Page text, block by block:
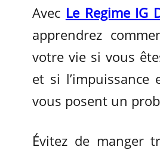
Avec Le Regime IG
apprendrez
votre vie si vous
et si l’impuissance
vous posent un
Évitez de manger